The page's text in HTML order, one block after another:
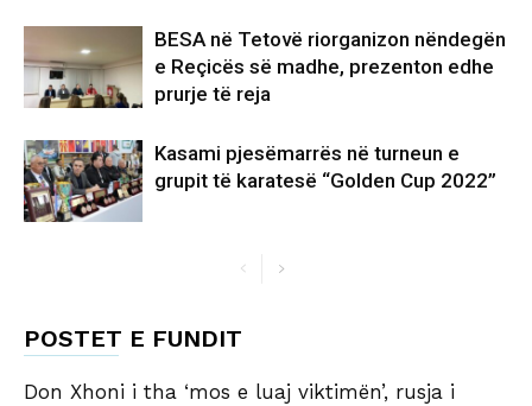
BESA në Tetovë riorganizon nëndegën
e Reçicës së madhe, prezenton edhe
prurje të reja
Kasami pjesëmarrës në turneun e
grupit të karatesë “Golden Cup 2022”
POSTET E FUNDIT
Don Xhoni i tha ‘mos e luaj viktimën’, rusja i